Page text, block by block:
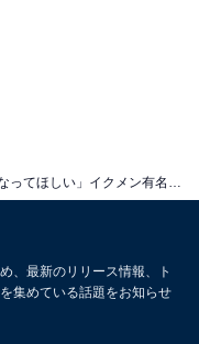
、最新のリリース情報、ト
集めている話題をお知らせ